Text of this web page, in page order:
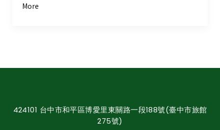
More
424101 台中市和平區博愛里東關路一段188號(臺中市旅館
275號)